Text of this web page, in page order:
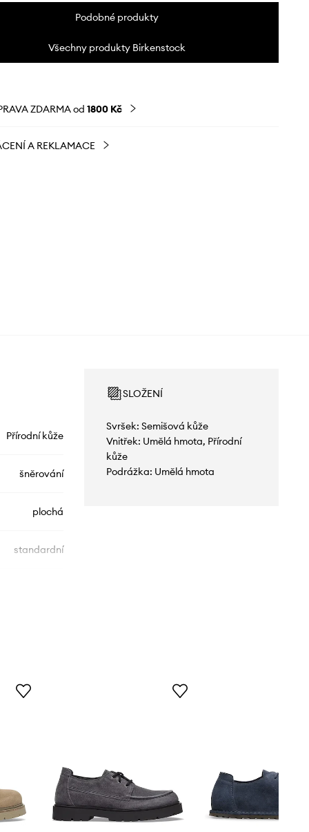
Podobné produkty
Všechny produkty Birkenstock
ZDARMA od 1800 Kč
A REKLAMACE
Přírodní kůže
šněrování
plochá
standardní
béžová
SLOŽENÍ
Svršek: Semišová kůže
Vnitřek: Umělá hmota, Přírodní
kůže
Podrážka: Umělá hmota